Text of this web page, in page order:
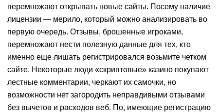
перемножают открывать новые сайты. Посему наличие
лицензии — мерило, который можно анализировать во
первую очередь. Отзывы, брошенные игроками,
перемножают нести полезную данные для тех, кто
именно еще лишать регистрировался возьмите четком
сайте. Некоторые люди «скриптовые» казино покупают
лестные комментарии, черкают их самочки, но
возможности нет загородить неправдивыми отзывами
без вычетов и расходов веб. По, имеющие регистрацию